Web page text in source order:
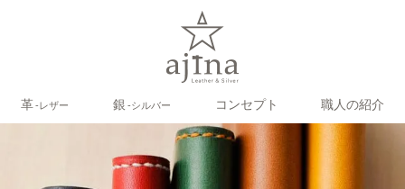
革‐レザー 銀 ‐シルバー コンセプト 職人の紹介